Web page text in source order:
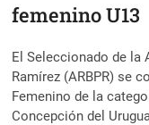
femenino U13
El Seleccionado de la
Ramírez (ARBPR) se
Femenino de la
Concepción del